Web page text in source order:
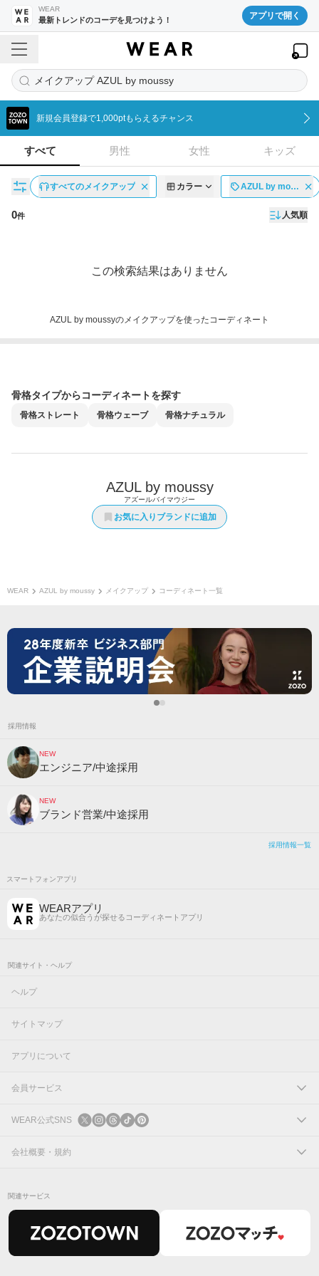
WEAR
最新トレンドのコーデを見つけよう！ アプリで開く
メイクアップ AZUL by moussy
新規会員登録で1,000ptもらえるチャンス
すべて 男性 女性 キッズ
すべてのメイクアップ カラー AZUL by mo…
0件 人気順
この検索結果はありません
AZUL by moussyのメイクアップを使ったコーディネート
骨格タイプからコーディネートを探す
骨格ストレート 骨格ウェーブ 骨格ナチュラル
AZUL by moussy
アズールバイマウジー
お気に入りブランドに追加
WEAR AZUL by moussy メイクアップ コーディネート一覧
採用情報
NEW
エンジニア/中途採用
NEW
ブランド営業/中途採用
採用情報一覧
スマートフォンアプリ
WEARアプリ
あなたの似合うが探せるコーディネートアプリ
関連サイト・ヘルプ
ヘルプ
サイトマップ
アプリについて
会員サービス
ログイン
新規会員登録
WEAR公式SNS
X
会社概要・規約
関連サービス